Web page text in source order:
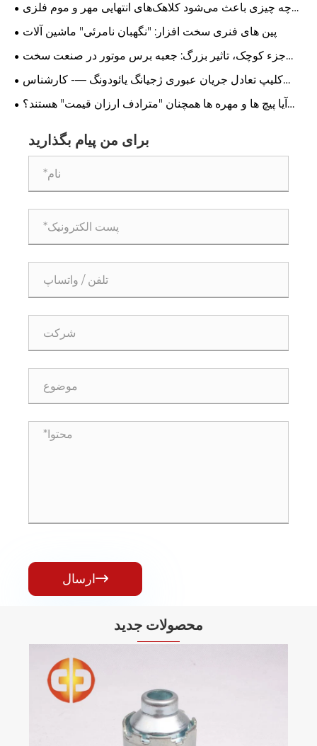
چه چیزی باعث می‌شود کلاهک‌های انتهایی مهر و موم فلزی
به انتخاب ترجیحی برای تولید مدرن تبدیل شوند؟
پین های فنری سخت افزار: "نگهبان نامرئی" ماشین آلات
جزء کوچک، تاثیر بزرگ: جعبه برس موتور در صنعت سخت
افزار ضروری است. ژجیانگ یائودونگ ارتقاهای تولید را از طریق
کلیپ تعادل جریان عبوری ژجیانگ یائودونگ —- کارشناس
وزن‌دهی در سطح میکروگرم، ارائه دهنده نرمی و سکوت نهایی
به سیستم‌های دوار
آیا پیچ ها و مهره ها همچنان "مترادف ارزان قیمت" هستند؟
است؟برای من پیام بگذارید
ارسال
محصولات جدید